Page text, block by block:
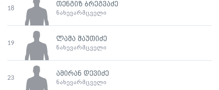
18
თენგიზ ბრეგვაძე
ნახევარმცველი
19
ლაშა შაუთიძე
ნახევარმცველი
23
ამირან დევიძე
ნახევარმცველი